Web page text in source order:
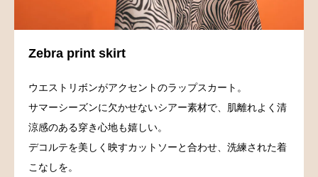
Zebra print skirt
ウエストリボンがアクセントのラップスカート。
サマーシーズンに欠かせないシアー素材で、肌離れよく清
涼感のある穿き心地も嬉しい。
デコルテを美しく映すカットソーと合わせ、洗練された着
こなしを。